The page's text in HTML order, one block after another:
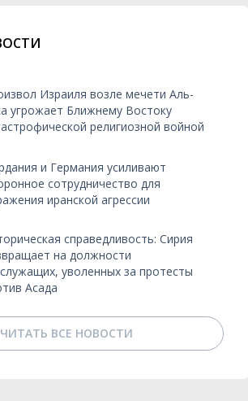
Израиля возле мечети Аль-
угрожает Ближнему Востоку
религиозной войной
и Германия усиливают
сотрудничество для
иранской агрессии
справедливость: Сирия
на должности
уволенных за протесты
Асада
ЧИТАТЬ ВСЕ НОВОСТИ